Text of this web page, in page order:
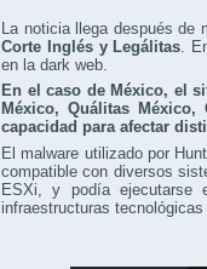
La noticia llega después
Corte Inglés y Legálitas .
en la dark web.
En el caso de México, el
México, Quálitas
capacidad para afectar
El malware utilizado por
compatible con diversos
ESXi, y podía ejecutarse
infraestructuras